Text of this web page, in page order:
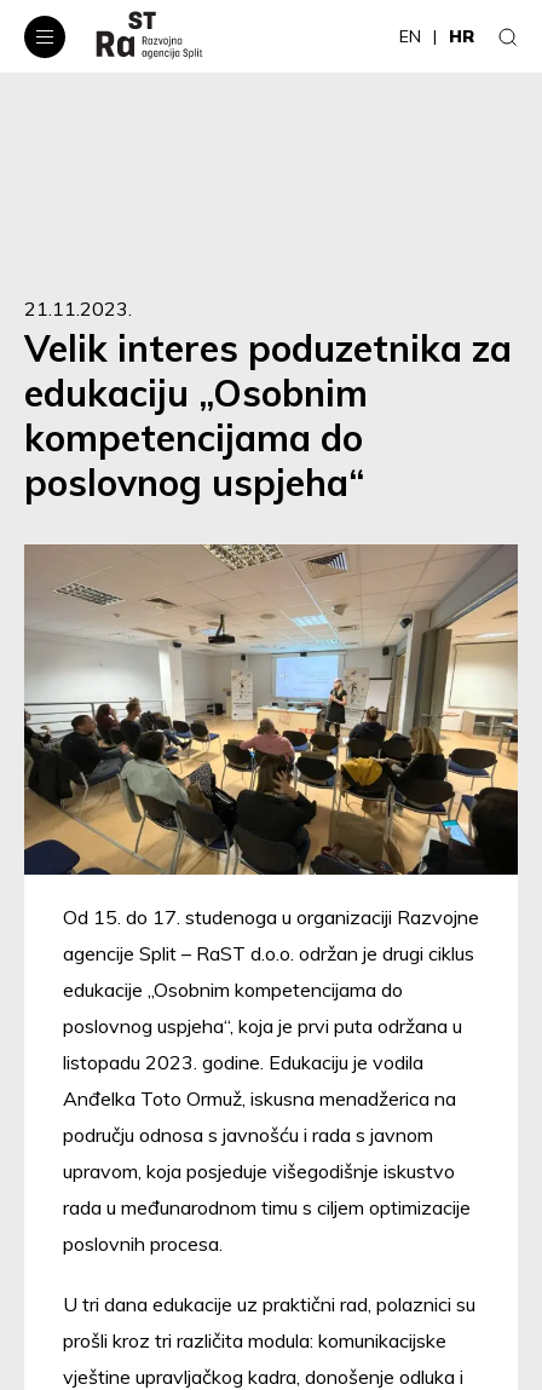
EN HR
21.11.2023.
Velik interes poduzetnika za
edukaciju „Osobnim
kompetencijama do
poslovnog uspjeha“
Od 15. do 17. studenoga u organizaciji Razvojne
agencije Split – RaST d.o.o. održan je drugi ciklus
edukacije „Osobnim kompetencijama do
poslovnog uspjeha“, koja je prvi puta održana u
listopadu 2023. godine. Edukaciju je vodila
Anđelka Toto Ormuž, iskusna menadžerica na
području odnosa s javnošću i rada s javnom
upravom, koja posjeduje višegodišnje iskustvo
rada u međunarodnom timu s ciljem optimizacije
poslovnih procesa.
U tri dana edukacije uz praktični rad, polaznici su
prošli kroz tri različita modula: komunikacijske
vještine upravljačkog kadra, donošenje odluka i